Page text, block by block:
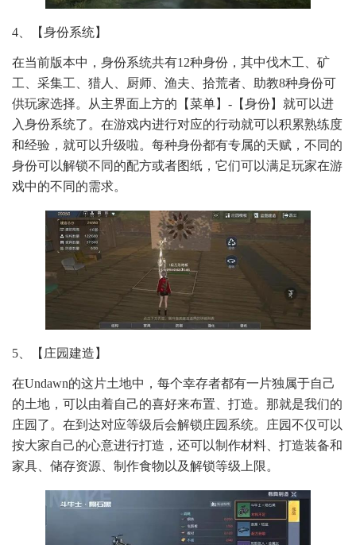
4、【身份系统】
在当前版本中，身份系统共有12种身份，其中伐木工、矿
工、采集工、猎人、厨师、渔夫、拾荒者、助教8种身份可
供玩家选择。从主界面上方的【菜单】-【身份】就可以进
入身份系统了。在游戏内进行对应的行动就可以积累熟练度
和经验，就可以升级啦。每种身份都有专属的天赋，不同的
身份可以解锁不同的配方或者图纸，它们可以满足玩家在游
戏中的不同的需求。
5、【庄园建造】
在Undawn的这片土地中，每个幸存者都有一片独属于自己
的土地，可以由着自己的喜好来布置、打造。那就是我们的
庄园了。在到达对应等级后会解锁庄园系统。庄园不仅可以
按大家自己的心意进行打造，还可以制作材料、打造装备和
家具、储存资源、制作食物以及解锁等级上限。